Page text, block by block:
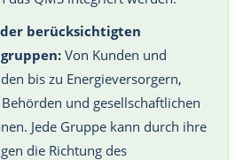
berücksichtigten
Von Kunden und
bis zu Energieversorgern,
und gesellschaftlichen
Jede Gruppe kann durch ihre
die Richtung des